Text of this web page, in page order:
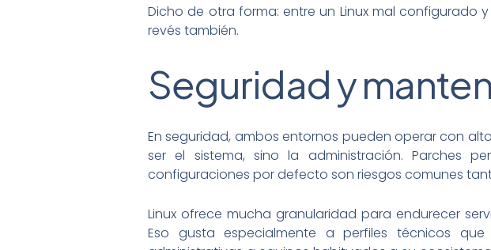
Dicho de otra forma: entre un Linux mal configurado
revés también.
Seguridad y
En seguridad, ambos entornos pueden operar con
ser el sistema, sino la administración. Parches
configuraciones por defecto son riesgos comunes
Linux ofrece mucha granularidad para endurecer
Eso gusta especialmente a perfiles técnicos